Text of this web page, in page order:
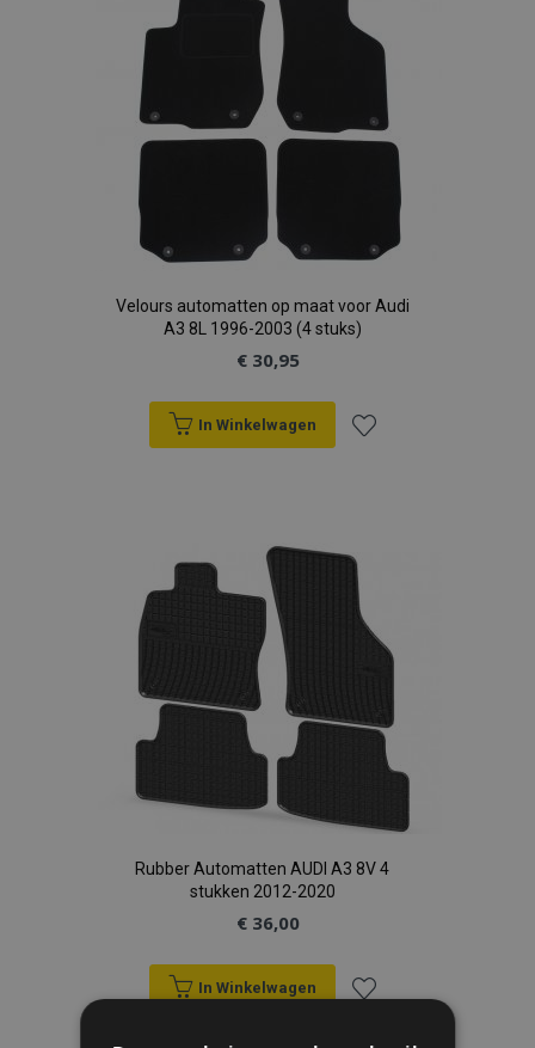
verlanglijst
Velours automatten op maat voor Audi
A3 8L 1996-2003 (4 stuks)
€ 30,95
In Winkelwagen
aan
verlanglijst
Rubber Automatten AUDI A3 8V 4
stukken 2012-2020
€ 36,00
In Winkelwagen